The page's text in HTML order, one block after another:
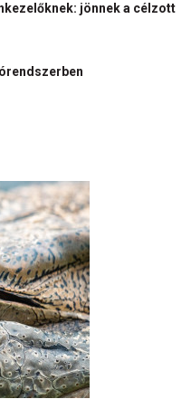
jönnek a célzott